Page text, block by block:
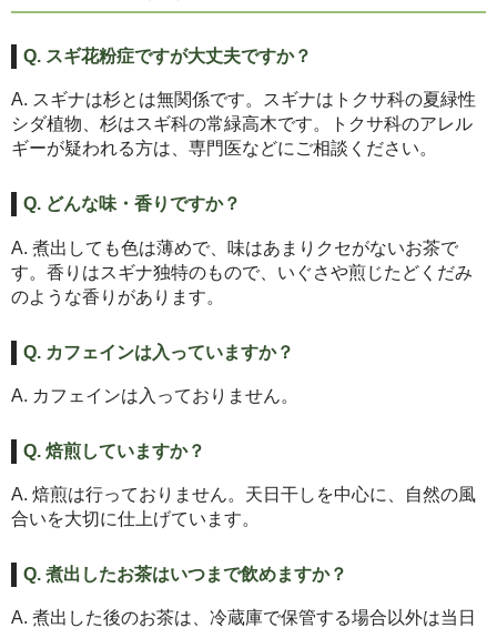
Q. スギ花粉症ですが大丈夫ですか？
A. スギナは杉とは無関係です。スギナはトクサ科の夏緑性
シダ植物、杉はスギ科の常緑高木です。トクサ科のアレル
ギーが疑われる方は、専門医などにご相談ください。
Q. どんな味・香りですか？
A. 煮出しても色は薄めで、味はあまりクセがないお茶で
す。香りはスギナ独特のもので、いぐさや煎じたどくだみ
のような香りがあります。
Q. カフェインは入っていますか？
A. カフェインは入っておりません。
Q. 焙煎していますか？
A. 焙煎は行っておりません。天日干しを中心に、自然の風
合いを大切に仕上げています。
Q. 煮出したお茶はいつまで飲めますか？
A. 煮出した後のお茶は、冷蔵庫で保管する場合以外は当日